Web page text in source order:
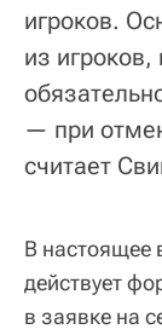
игроков.
из игроков,
— при
считает
В настоящее
действует
в заявке на